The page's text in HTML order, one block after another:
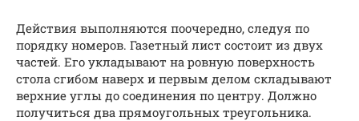
Действия выполняются поочередно, следуя по
порядку номеров. Газетный лист состоит из двух
частей. Его укладывают на ровную поверхность
стола сгибом наверх и первым делом складывают
верхние углы до соединения по центру. Должно
получиться два прямоугольных треугольника.